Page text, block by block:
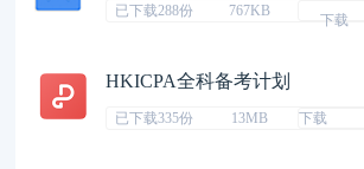
已下载288份 767KB
下载
HKICPA全科备考计划
已下载335份 13MB 下载